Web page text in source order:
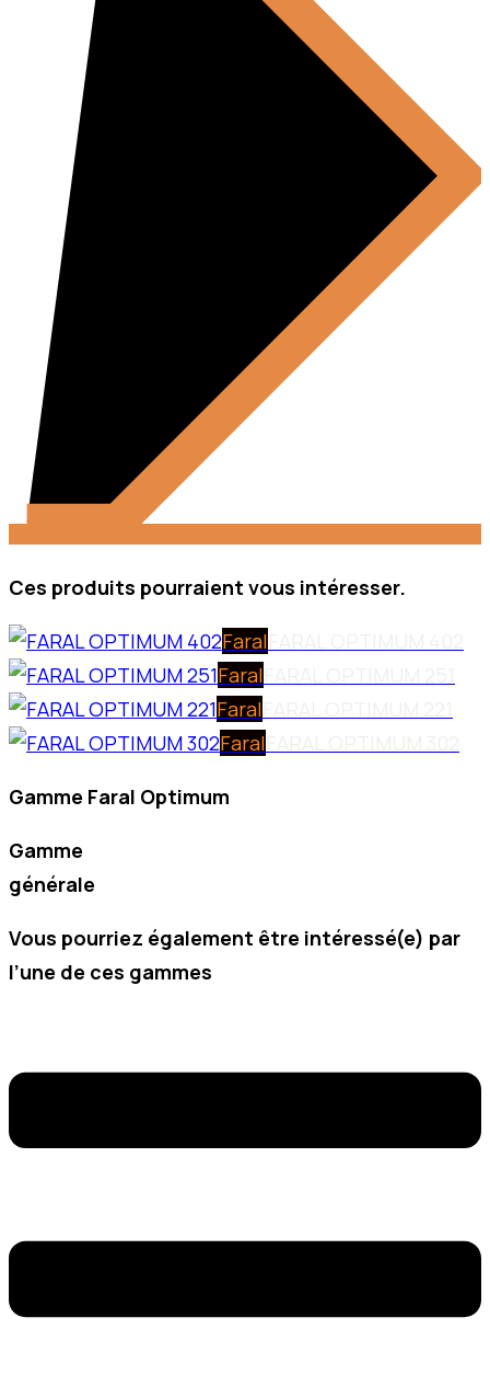
Ces produits pourraient vous intéresser.
Faral
Faral
Faral
Faral
Gamme Faral Optimum
Gamme
générale
Vous pourriez également être intéressé(e) par
l’une de ces gammes